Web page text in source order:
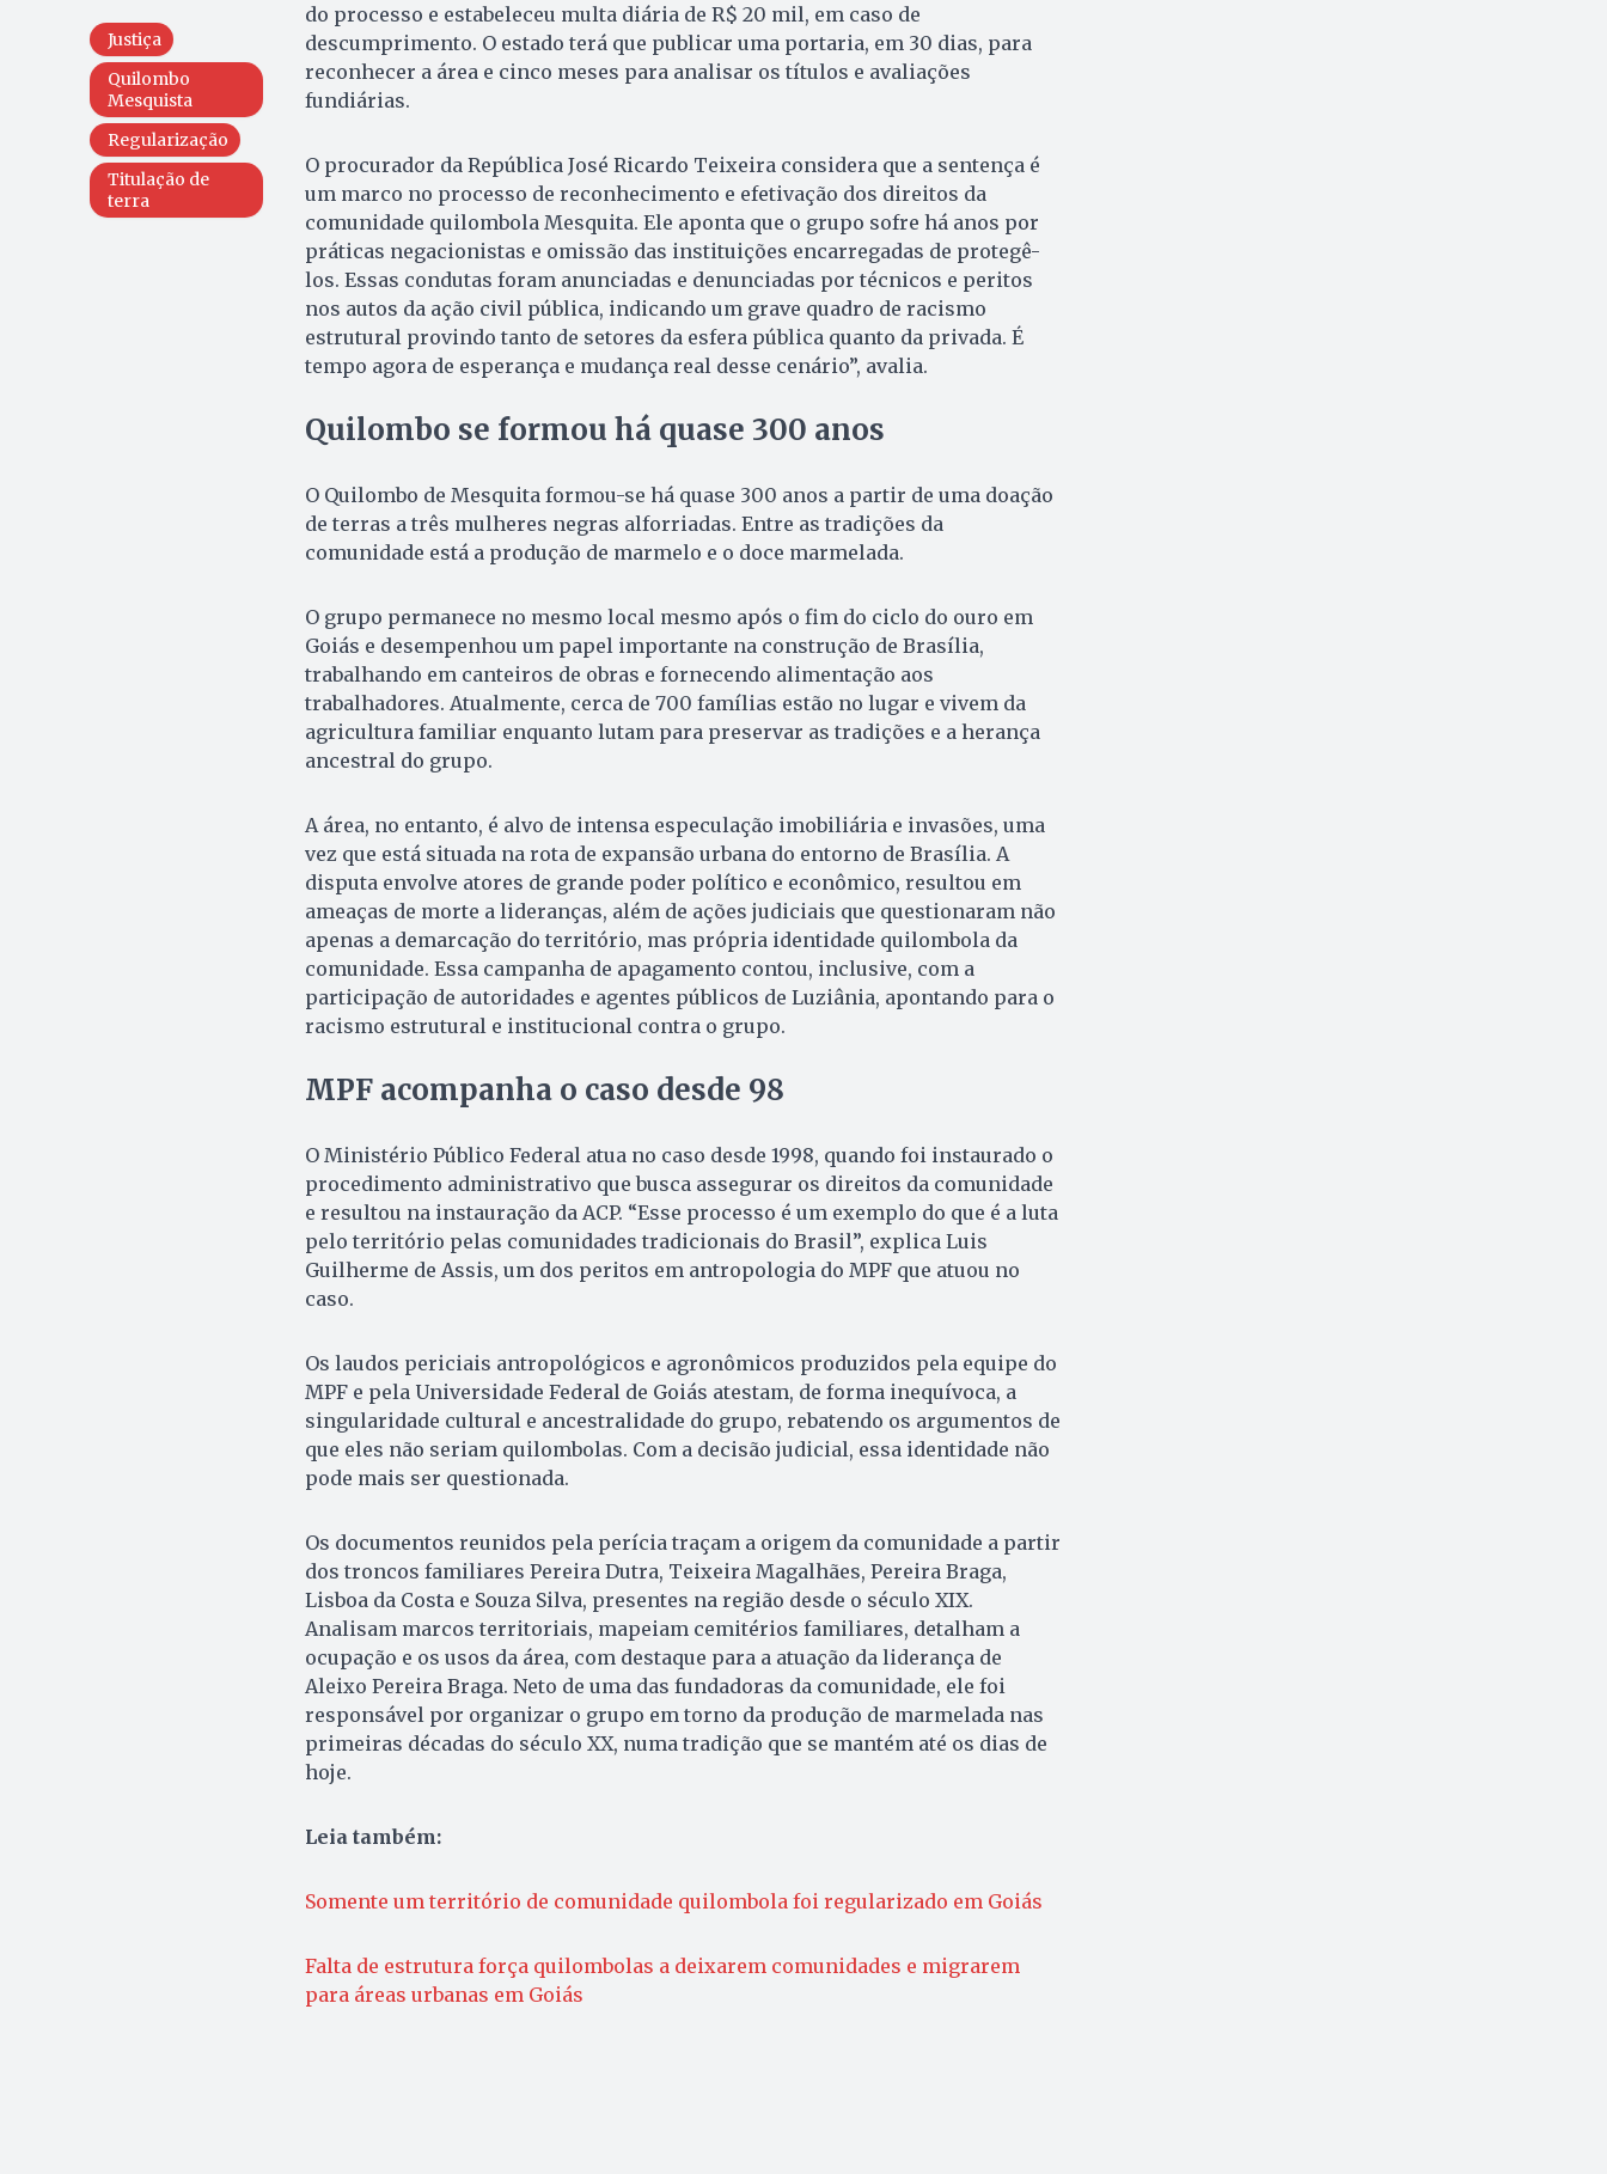
Justiça
Quilombo
Mesquista
Regularização
Titulação de
terra
do processo e estabeleceu multa diária de R$ 20 mil, em caso de
descumprimento. O estado terá que publicar uma portaria, em 30 dias, para
reconhecer a área e cinco meses para analisar os títulos e avaliações
fundiárias.
O procurador da República José Ricardo Teixeira considera que a sentença é
um marco no processo de reconhecimento e efetivação dos direitos da
comunidade quilombola Mesquita. Ele aponta que o grupo sofre há anos por
práticas negacionistas e omissão das instituições encarregadas de protegê-
los. Essas condutas foram anunciadas e denunciadas por técnicos e peritos
nos autos da ação civil pública, indicando um grave quadro de racismo
estrutural provindo tanto de setores da esfera pública quanto da privada. É
tempo agora de esperança e mudança real desse cenário”, avalia.
Quilombo se formou há quase 300 anos
O Quilombo de Mesquita formou-se há quase 300 anos a partir de uma doação
de terras a três mulheres negras alforriadas. Entre as tradições da
comunidade está a produção de marmelo e o doce marmelada.
O grupo permanece no mesmo local mesmo após o fim do ciclo do ouro em
Goiás e desempenhou um papel importante na construção de Brasília,
trabalhando em canteiros de obras e fornecendo alimentação aos
trabalhadores. Atualmente, cerca de 700 famílias estão no lugar e vivem da
agricultura familiar enquanto lutam para preservar as tradições e a herança
ancestral do grupo.
A área, no entanto, é alvo de intensa especulação imobiliária e invasões, uma
vez que está situada na rota de expansão urbana do entorno de Brasília. A
disputa envolve atores de grande poder político e econômico, resultou em
ameaças de morte a lideranças, além de ações judiciais que questionaram não
apenas a demarcação do território, mas própria identidade quilombola da
comunidade. Essa campanha de apagamento contou, inclusive, com a
participação de autoridades e agentes públicos de Luziânia, apontando para o
racismo estrutural e institucional contra o grupo.
MPF acompanha o caso desde 98
O Ministério Público Federal atua no caso desde 1998, quando foi instaurado o
procedimento administrativo que busca assegurar os direitos da comunidade
e resultou na instauração da ACP. “Esse processo é um exemplo do que é a luta
pelo território pelas comunidades tradicionais do Brasil”, explica Luis
Guilherme de Assis, um dos peritos em antropologia do MPF que atuou no
caso.
Os laudos periciais antropológicos e agronômicos produzidos pela equipe do
MPF e pela Universidade Federal de Goiás atestam, de forma inequívoca, a
singularidade cultural e ancestralidade do grupo, rebatendo os argumentos de
que eles não seriam quilombolas. Com a decisão judicial, essa identidade não
pode mais ser questionada.
Os documentos reunidos pela perícia traçam a origem da comunidade a partir
dos troncos familiares Pereira Dutra, Teixeira Magalhães, Pereira Braga,
Lisboa da Costa e Souza Silva, presentes na região desde o século XIX.
Analisam marcos territoriais, mapeiam cemitérios familiares, detalham a
ocupação e os usos da área, com destaque para a atuação da liderança de
Aleixo Pereira Braga. Neto de uma das fundadoras da comunidade, ele foi
responsável por organizar o grupo em torno da produção de marmelada nas
primeiras décadas do século XX, numa tradição que se mantém até os dias de
hoje.
Leia também:
Somente um território de comunidade quilombola foi regularizado em Goiás
Falta de estrutura força quilombolas a deixarem comunidades e migrarem
para áreas urbanas em Goiás